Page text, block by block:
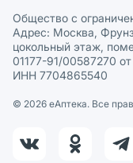
Общество с
Адрес: Москва,
цокольный этаж,
01177-91/00587270
ИНН 7704865540
© 2026 eАптека. Все